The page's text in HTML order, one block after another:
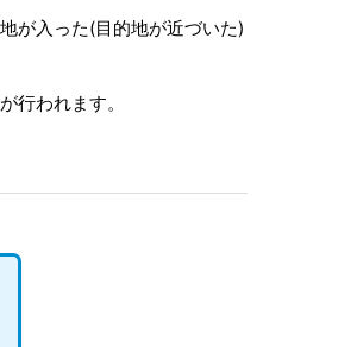
が入った(目的地が近づいた)
行われます。